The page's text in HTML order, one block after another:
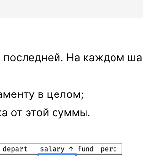
последней. На каждом
в целом;
от этой суммы.